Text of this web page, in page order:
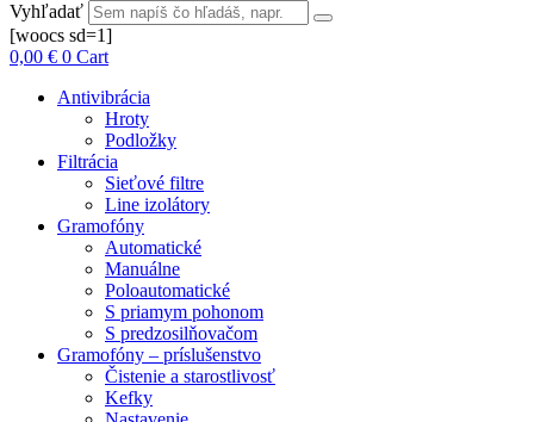
Vyhľadať
[woocs sd=1]
0,00 € 0 Cart
Antivibrácia
Hroty
Podložky
Filtrácia
Sieťové filtre
Line izolátory
Gramofóny
Automatické
Manuálne
Poloautomatické
S priamym pohonom
S predzosilňovačom
Gramofóny – príslušenstvo
Čistenie a starostlivosť
Kefky